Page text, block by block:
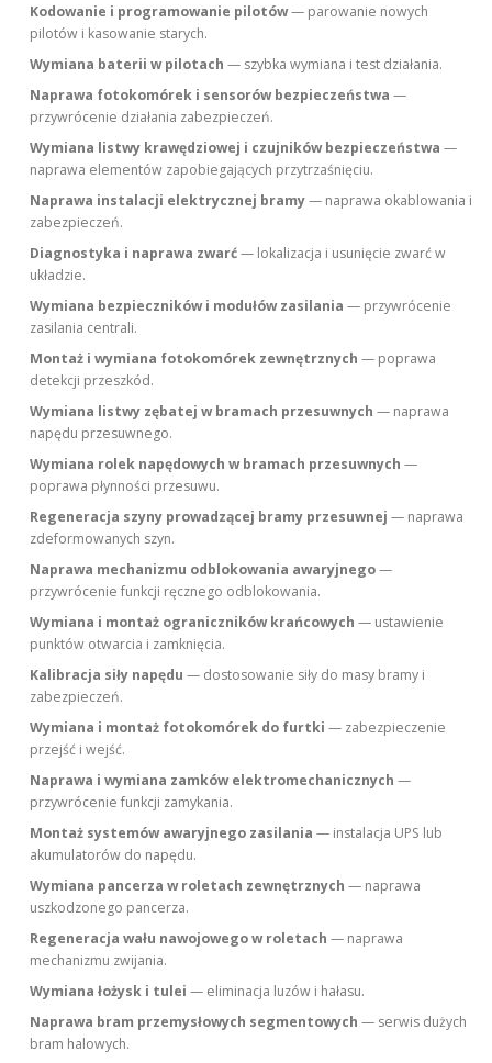
Kodowanie i programowanie pilotów— parowanie nowych
pilotów i kasowanie starych.
Wymiana baterii w pilotach — szybka wymiana i test działania.
Naprawa fotokomórek i sensorów bezpieczeństwa —
przywrócenie działania zabezpieczeń.
Wymiana listwy krawędziowej i czujników bezpieczeństwa —
naprawa elementów zapobiegających przytrzaśnięciu.
Naprawa instalacji elektrycznej bramy— naprawa okablowania i
zabezpieczeń.
Diagnostyka i naprawa zwarć— lokalizacja i usunięcie zwarć w
układzie.
Wymiana bezpieczników i modułów zasilania — przywrócenie
zasilania centrali.
Montaż i wymiana fotokomórek zewnętrznych — poprawa
detekcji przeszkód.
Wymiana listwy zębatej w bramach przesuwnych — naprawa
napędu przesuwnego.
Wymiana rolek napędowych w bramach przesuwnych —
poprawa płynności przesuwu.
Regeneracja szyny prowadzącej bramy przesuwnej — naprawa
zdeformowanych szyn.
Naprawa mechanizmu odblokowania awaryjnego—
przywrócenie funkcji ręcznego odblokowania.
Wymiana i montaż ograniczników krańcowych — ustawienie
punktów otwarcia i zamknięcia.
Kalibracja siły napędu — dostosowanie siły do masy bramy i
zabezpieczeń.
Wymiana i montaż fotokomórek do furtki — zabezpieczenie
przejść i wejść.
Naprawa i wymiana zamków elektromechanicznych —
przywrócenie funkcji zamykania.
Montaż systemów awaryjnego zasilania — instalacja UPS lub
akumulatorów do napędu.
Wymiana pancerza w roletach zewnętrznych — naprawa
uszkodzonego pancerza.
Regeneracja wału nawojowego w roletach — naprawa
mechanizmu zwijania.
Wymiana łożysk i tulei — eliminacja luzów i hałasu.
Naprawa bram przemysłowych segmentowych — serwis dużych
bram halowych.